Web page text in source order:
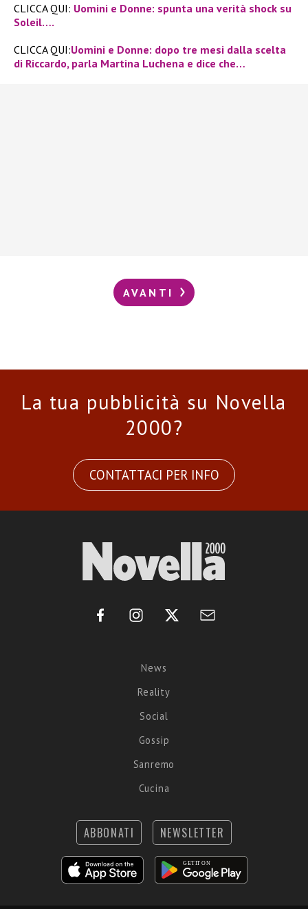
CLICCA QUI: Uomini e Donne: spunta una verità shock su
Soleil….
CLICCA QUI:Uomini e Donne: dopo tre mesi dalla scelta
di Riccardo, parla Martina Luchena e dice che…
AVANTI
La tua pubblicità su Novella
2000?
CONTATTACI PER INFO
News
Reality
Social
Gossip
Sanremo
Cucina
ABBONATI NEWSLETTER